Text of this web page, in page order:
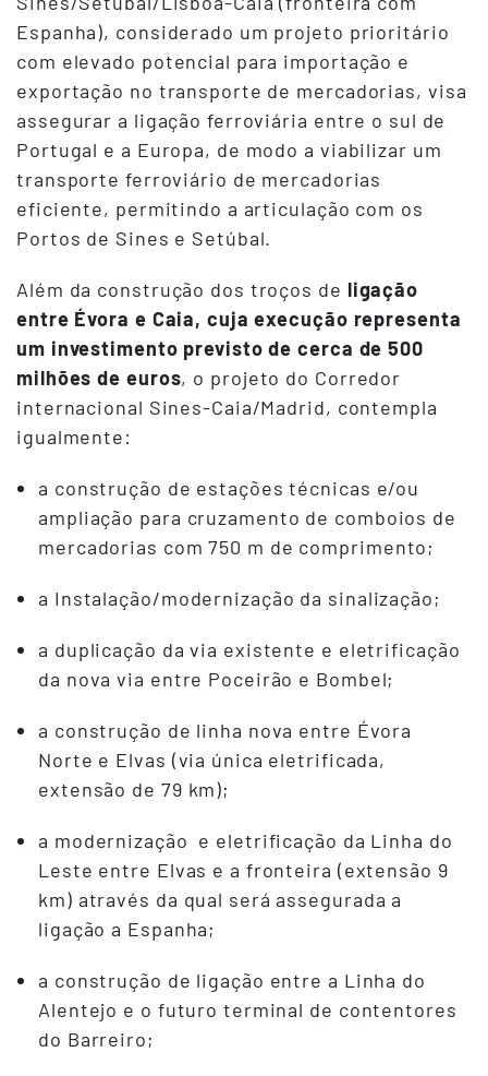
Espanha), considerado um projeto prioritário
com elevado potencial para importação e
exportação no transporte de mercadorias, visa
assegurar a ligação ferroviária entre o sul de
Portugal e a Europa, de modo a viabilizar um
transporte ferroviário de mercadorias
eficiente, permitindo a articulação com os
Portos de Sines e Setúbal.
Além da construção dos troços de ligação
entre Évora e Caia, cuja execução representa
um investimento previsto de cerca de 500
milhões de euros, o projeto do Corredor
internacional Sines-Caia/Madrid, contempla
igualmente:
a construção de estações técnicas e/ou
ampliação para cruzamento de comboios de
mercadorias com 750 m de comprimento;
a Instalação/modernização da sinalização;
a duplicação da via existente e eletrificação
da nova via entre Poceirão e Bombel;
a construção de linha nova entre Évora
Norte e Elvas (via única eletrificada,
extensão de 79 km);
a modernização e eletrificação da Linha do
Leste entre Elvas e a fronteira (extensão 9
km) através da qual será assegurada a
ligação a Espanha;
a construção de ligação entre a Linha do
Alentejo e o futuro terminal de contentores
do Barreiro;